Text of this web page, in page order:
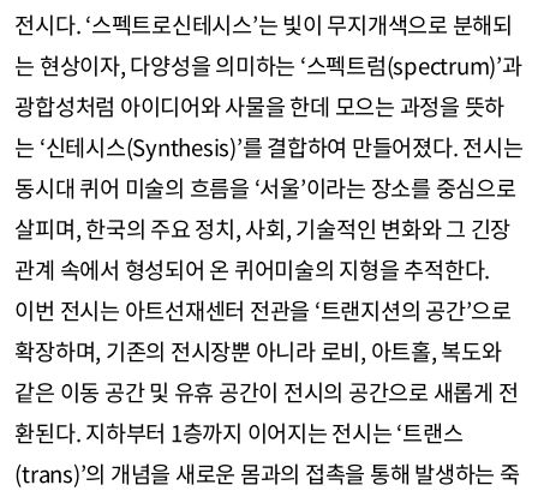
전시다. ‘스펙트로신테시스’는 빛이 무지개색으로 분해되
는 현상이자, 다양성을 의미하는 ‘스펙트럼(spectrum)’과
광합성처럼 아이디어와 사물을 한데 모으는 과정을 뜻하
는 ‘신테시스(Synthesis)’를 결합하여 만들어졌다. 전시는
동시대 퀴어 미술의 흐름을 ‘서울’이라는 장소를 중심으로
살피며, 한국의 주요 정치, 사회, 기술적인 변화와 그 긴장
관계 속에서 형성되어 온 퀴어미술의 지형을 추적한다.
이번 전시는 아트선재센터 전관을 ‘트랜지션의 공간’으로
확장하며, 기존의 전시장뿐 아니라 로비, 아트홀, 복도와
같은 이동 공간 및 유휴 공간이 전시의 공간으로 새롭게 전
환된다. 지하부터 1층까지 이어지는 전시는 ‘트랜스
(trans)’의 개념을 새로운 몸과의 접촉을 통해 발생하는 죽